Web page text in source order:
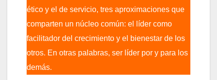
ético y el de servicio, tres aproximaciones que
comparten un núcleo común: el líder como
facilitador del crecimiento y el bienestar de los
otros. En otras palabras, ser líder por y para los
demás.